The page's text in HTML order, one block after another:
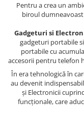
Pentru a crea un
biroul
Gadgeturi si
gadgeturi portabile
portabile cu
accesorii pentru telefon
În era tehnologică în
au devenit
și Electronicii
funcționale, care